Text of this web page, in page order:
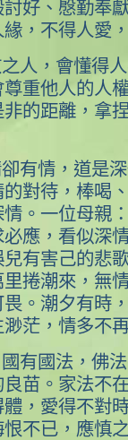
好、慇勤奉
，不得人愛
之人，會懂得
重他人的人
的距離，拿
卻有情，道是
對待，棒喝
。一位母親
必應，看似深
有害己的悲
捲潮來，無
。潮夕有時
茫，情多不
有國法，佛
苗。家法不
，愛得不對
不已，應慎